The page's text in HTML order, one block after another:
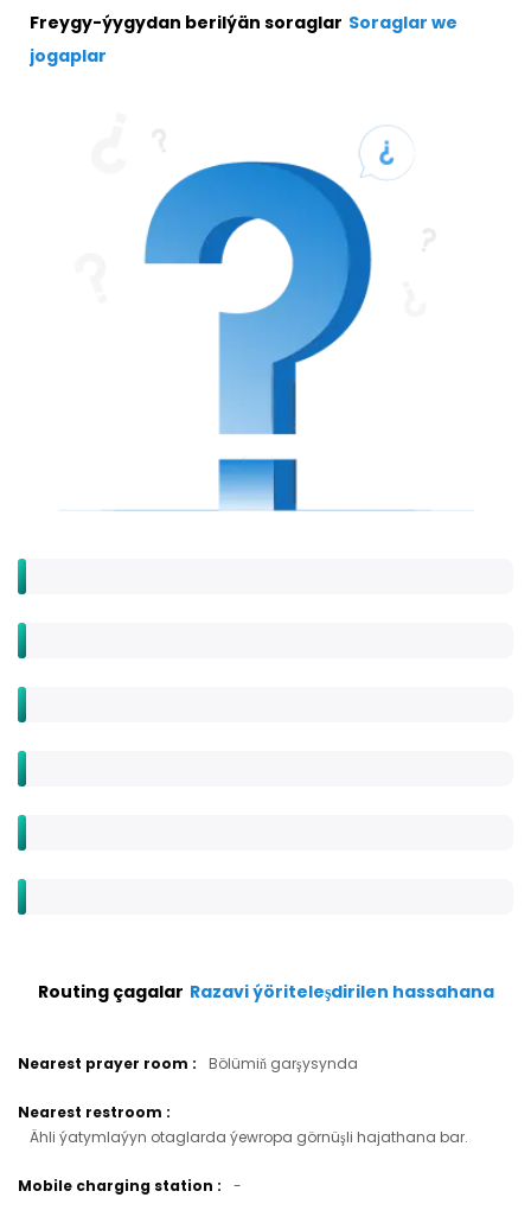
Freygy-ýygydan berilýän soraglar Soraglar we
jogaplar
Routing çagalar Razavi ýöriteleşdirilen hassahana
Nearest prayer room : Bölümiň garşysynda
Nearest restroom :
Ähli ýatymlaýyn otaglarda ýewropa görnüşli hajathana bar.
Mobile charging station : -